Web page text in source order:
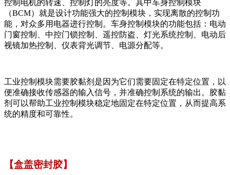
控制电机的转速、控制灯的亮度等。其中车身控制模块
（BCM）就是设计功能强大的控制模块，实现离散的控制功
能，对众多用电器进行控制。车身控制模块的功能包括：电动
门窗控制、中控门锁控制、遥控防盗、灯光系统控制、电动后
视镜加热控制、仪表背光调节、电源分配等。
工业控制模块需要胶黏剂是因为它们需要固定在特定位置，以
便准确接收传感器的输入信号，并准确控制系统的输出。胶黏
剂可以帮助工业控制模块稳定地固定在特定位置，从而提高系
统的精度和可靠性。
【盒盖密封胶】